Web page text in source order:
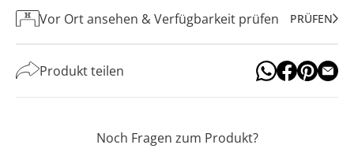
Vor Ort ansehen & Verfügbarkeit prüfen PRÜFEN
Produkt teilen
Noch Fragen zum Produkt?